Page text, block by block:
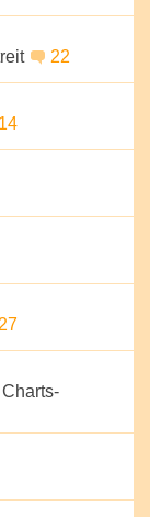
22
14
27